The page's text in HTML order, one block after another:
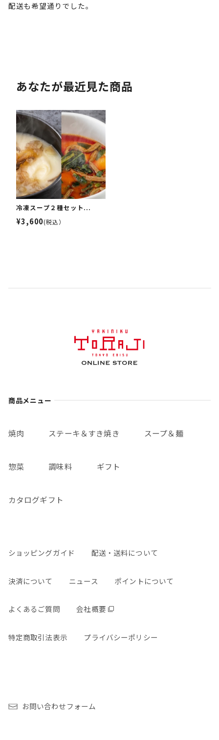
配送も希望通りでした。
あなたが最近見た商品
冷凍スープ２種セット...
¥3,600(税込）
商品メニュー
焼肉 ステーキ＆すき焼き スープ＆麺
惣菜 調味料 ギフト
カタログギフト
ショッピングガイド 配送・送料について
決済について ニュース ポイントについて
よくあるご質問 会社概要
特定商取引法表示 プライバシーポリシー
お問い合わせフォーム